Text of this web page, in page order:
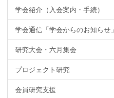
学会紹介（入会案内・手続）
学会通信「学会からのお知らせ」
研究大会・六月集会
プロジェクト研究
会員研究支援